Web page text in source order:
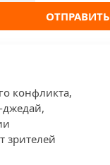
ОТПРАВИТЬ
конфликта,
зрителей